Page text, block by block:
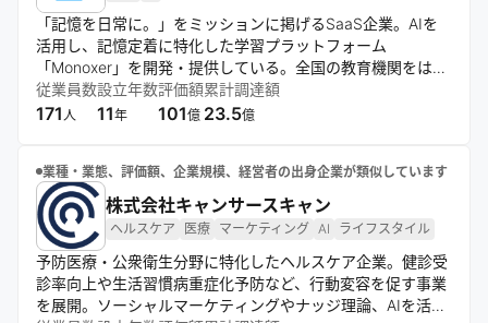
「記憶を日常に。」をミッションに掲げるSaaS企業。AIを
活用し、記憶定着に特化した学習プラットフォーム
「Monoxer」を開発・提供している。全国の教育機関をはじ
め、大手企業へも広く展開しており、記憶を切り口とした個
人のエンパワーメントと記憶データの可視化・活用が強みの
従業員数
171 人
設立年数
11年
評価額
101億
累計調達額
23.5億
業種・業態、評価額、企業規模、経営者の出身企業が類似しています
株式会社キャンサースキャン
ヘルスケア 医療 マーケティング AI ライフスタイル
予防医療・公衆衛生分野に特化したヘルスケア企業。健診受
診率向上や生活習慣病重症化予防など、行動変容を促す事業
を展開。ソーシャルマーケティングやナッジ理論、AIを活用